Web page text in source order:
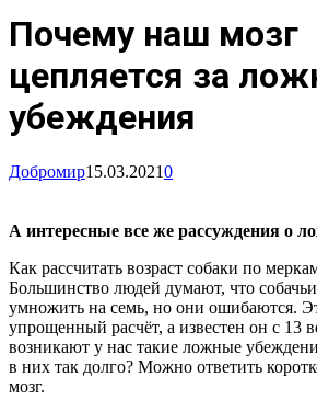
Почему наш мозг
цепляется за
убеждения
Добромир15.03.20210
А интересные все же рассуждения о
Как рассчитать возраст собаки по
Большинство людей думают, что
умножить на семь, но они ошибаются.
упрощенный расчёт, а известен он с 13
возникают у нас такие ложные
в них так долго? Можно ответить
мозг.